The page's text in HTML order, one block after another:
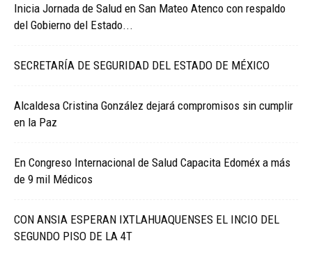
Inicia Jornada de Salud en San Mateo Atenco con respaldo
del Gobierno del Estado...
SECRETARÍA DE SEGURIDAD DEL ESTADO DE MÉXICO
Alcaldesa Cristina González dejará compromisos sin cumplir
en la Paz
En Congreso Internacional de Salud Capacita Edoméx a más
de 9 mil Médicos
CON ANSIA ESPERAN IXTLAHUAQUENSES EL INCIO DEL
SEGUNDO PISO DE LA 4T